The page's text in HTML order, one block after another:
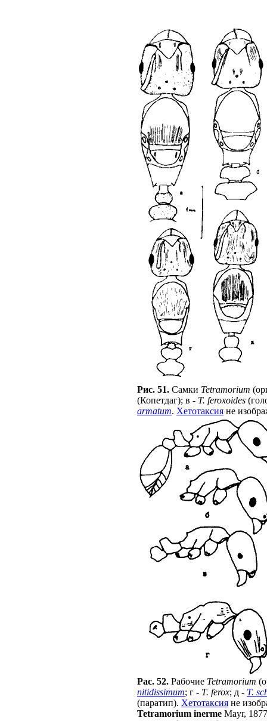
Рис. 51. Самки Tetramorium
(Копетдаг); в - T. feroxoides
armatum. Хетотаксия не
Рас. 52. Рабочие Tetramorium
nitidissimum; г - T. ferox; д - T.
(паратип). Хетотаксия не
Tetramorium inerme Mayr, 1877